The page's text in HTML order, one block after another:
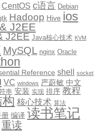
CentOS c语言 Debian
Hadoop Hive ios
J2EE
J2EE Java核心技术 KVM
MySQL nginx Oracle
Reference shell socket
VC windows 严蔚敏 中文
串 安装 实现 排序 教程
核心技术 算法
册 编译 读书笔记
重读